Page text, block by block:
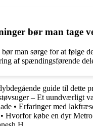
bør man tage
man sørge for at følge
af spændingsførende
guide til dette
– Et uundværligt
• Erfaringer med
• Hvorfor købe en dyr